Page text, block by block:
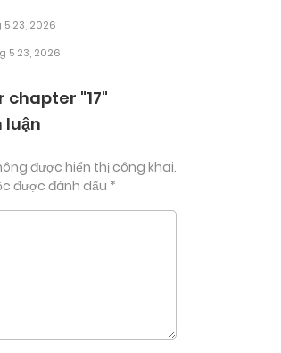
5 23, 2026
5 23, 2026
"17"
luận
được hiển thị công khai.
được đánh dấu *